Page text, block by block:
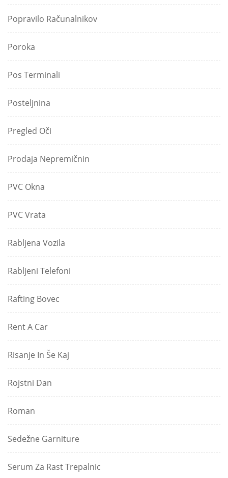
Popravilo Računalnikov
Poroka
Pos Terminali
Posteljnina
Pregled Oči
Prodaja Nepremičnin
PVC Okna
PVC Vrata
Rabljena Vozila
Rabljeni Telefoni
Rafting Bovec
Rent A Car
Risanje In Še Kaj
Rojstni Dan
Roman
Sedežne Garniture
Serum Za Rast Trepalnic